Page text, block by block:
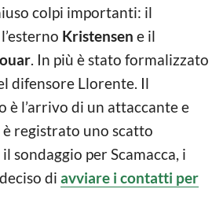
colpi importanti: il
l’esterno Kristensen e il
. In più è stato formalizzato
difensore Llorente. Il
è l’arrivo di un attaccante e
registrato uno scatto
sondaggio per Scamacca, i
di avviare i contatti per